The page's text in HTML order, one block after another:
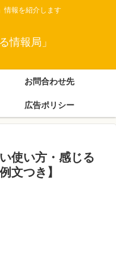
情報を紹介します
情報局」
お問合わせ先
広告ポリシー
使い方・感じる
文つき】